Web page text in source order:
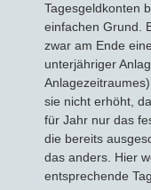
Tagesgeldkonten
einfachen Grund.
zwar am Ende
unterjähriger
sie nicht erhöht,
für Jahr nur das
die bereits
das anders. Hier
entsprechende